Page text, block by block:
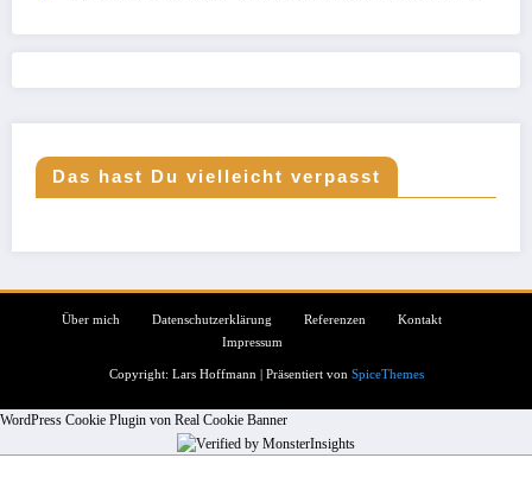
Das hast Du vielleicht verpasst
Über mich Datenschutzerklärung Referenzen
Kontakt
Impressum
Copyright: Lars Hoffmann | Präsentiert von SpiceThemes
WordPress Cookie Plugin von Real Cookie Banner